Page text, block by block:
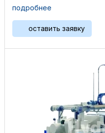
подробнее
оставить заявку